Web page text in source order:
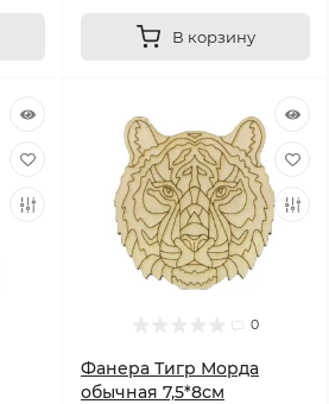
В корзину
0
Фанера Тигр Морда
обычная 7,5*8см